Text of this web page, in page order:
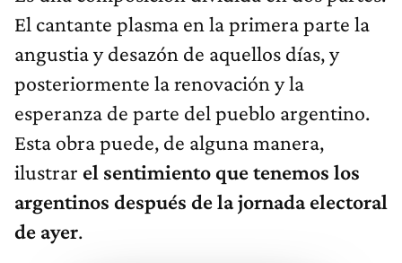
El cantante plasma en la primera parte la
angustia y desazón de aquellos días, y
posteriormente la renovación y la
esperanza de parte del pueblo argentino.
Esta obra puede, de alguna manera,
ilustrar el sentimiento que tenemos los
argentinos después de la jornada electoral
de ayer.